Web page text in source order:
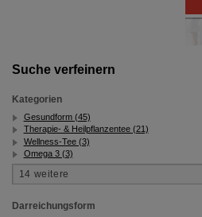
Suche verfeinern
Kategorien
Gesundform (45)
Therapie- & Heilpflanzentee (21)
Wellness-Tee (3)
Omega 3 (3)
Darreichungsform